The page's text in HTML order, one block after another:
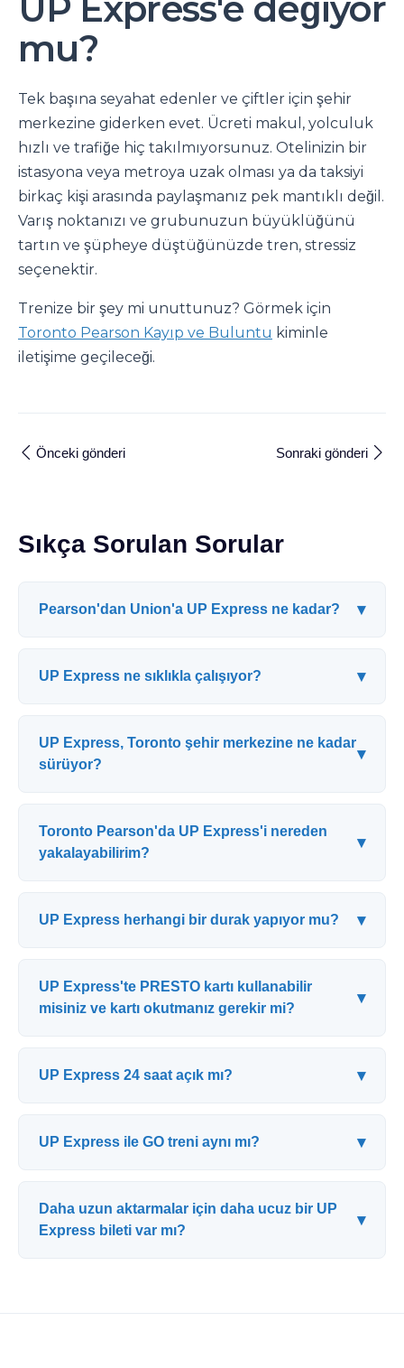
UP Express'e değiyor
mu?
Tek başına seyahat edenler ve çiftler için şehir
merkezine giderken evet. Ücreti makul, yolculuk
hızlı ve trafiğe hiç takılmıyorsunuz. Otelinizin bir
istasyona veya metroya uzak olması ya da taksiyi
birkaç kişi arasında paylaşmanız pek mantıklı değil.
Varış noktanızı ve grubunuzun büyüklüğünü
tartın ve şüpheye düştüğünüzde tren, stressiz
seçenektir.
Trenize bir şey mi unuttunuz? Görmek için
Toronto Pearson Kayıp ve Buluntu kiminle
iletişime geçileceği.
Önceki gönderi Sonraki gönderi
Sıkça Sorulan Sorular
Pearson'dan Union'a UP Express ne kadar? ▾
UP Express ne sıklıkla çalışıyor? ▾
UP Express, Toronto şehir merkezine ne kadar
sürüyor?
▾
Toronto Pearson'da UP Express'i nereden
yakalayabilirim?
▾
UP Express herhangi bir durak yapıyor mu? ▾
UP Express'te PRESTO kartı kullanabilir
misiniz ve kartı okutmanız gerekir mi?
▾
UP Express 24 saat açık mı? ▾
UP Express ile GO treni aynı mı? ▾
Daha uzun aktarmalar için daha ucuz bir UP
Express bileti var mı?
▾